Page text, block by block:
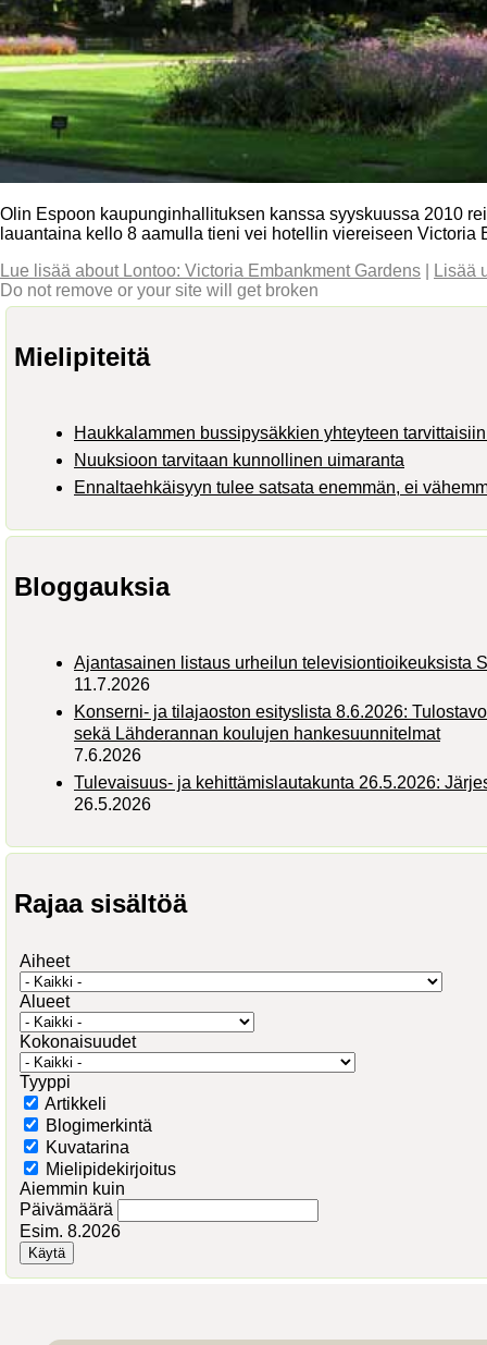
Olin Espoon kaupunginhallituksen kanssa syyskuussa 2010
lauantaina kello 8 aamulla tieni vei hotellin viereiseen Victoria
Lue lisää about Lontoo: Victoria Embankment Gardens
Lisää
Do not remove or your site will get broken
Mielipiteitä
Haukkalammen bussipysäkkien yhteyteen
Nuuksioon tarvitaan kunnollinen uimaranta
Ennaltaehkäisyyn tulee satsata enemmän, ei
Bloggauksia
Ajantasainen listaus urheilun televisiontioikeuksista
11.7.2026
Konserni- ja tilajaoston esityslista 8.6.2026:
sekä Lähderannan koulujen hankesuunnitelmat
7.6.2026
Tulevaisuus- ja kehittämislautakunta 26.5.2026:
26.5.2026
Rajaa sisältöä
Aiheet
Alueet
Kokonaisuudet
Tyyppi
Artikkeli
Blogimerkintä
Kuvatarina
Mielipidekirjoitus
Aiemmin kuin
Päivämäärä
Esim. 8.2026